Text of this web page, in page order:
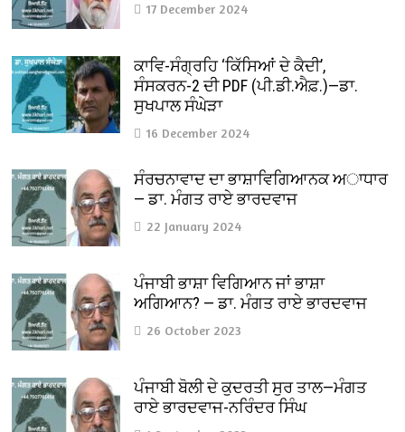
17 December 2024
ਕਾਵਿ-ਸੰਗ੍ਰਹਿ ‘ਕਿੱਸਿਆਂ ਦੇ ਕੈਦੀ’,
ਸੰਸਕਰਨ-2 ਦੀ PDF (ਪੀ.ਡੀ.ਐਫ਼.)—ਡਾ.
ਸੁਖਪਾਲ ਸੰਘੇੜਾ
16 December 2024
ਸੰਰਚਨਾਵਾਦ ਦਾ ਭਾਸ਼ਾਵਿਗਿਆਨਕ ਅਾਧਾਰ
— ਡਾ. ਮੰਗਤ ਰਾਏ ਭਾਰਦਵਾਜ
22 January 2024
ਪੰਜਾਬੀ ਭਾਸ਼ਾ ਵਿਗਿਆਨ ਜਾਂ ਭਾਸ਼ਾ
ਅਗਿਆਨ? — ਡਾ. ਮੰਗਤ ਰਾਏ ਭਾਰਦਵਾਜ
26 October 2023
ਪੰਜਾਬੀ ਬੋਲੀ ਦੇ ਕੁਦਰਤੀ ਸੁਰ ਤਾਲ—ਮੰਗਤ
ਰਾਏ ਭਾਰਦਵਾਜ-ਨਰਿੰਦਰ ਸਿੰਘ